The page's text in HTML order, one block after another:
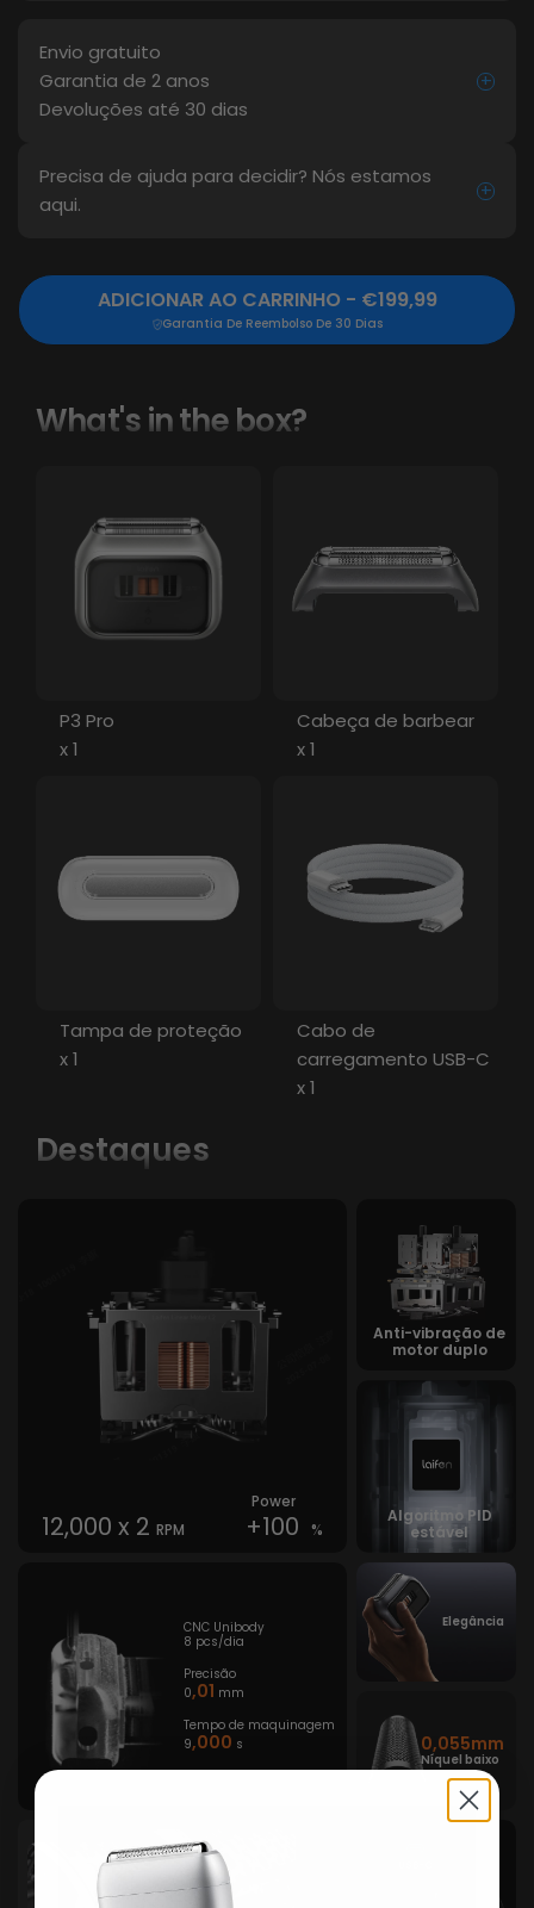
Envio gratuito
Garantia de 2 anos
Devoluções até 30 dias
+
Precisa de ajuda para decidir? Nós estamos
aqui.
+
ADICIONAR AO CARRINHO - €199,99
Garantia De Reembolso De 30 Dias
What's in the box?
P3 Pro
x 1
Cabeça de barbear
x 1
Tampa de proteção
x 1
Cabo de
carregamento USB-C
x 1
Destaques
12,000 x 2 RPM
Power
+100 %
Anti-vibração de
motor duplo
Algoritmo PID
estável
CNC Unibody
8 pcs/dia
Precisão
0,01 mm
Tempo de maquinagem
9,000 s
Elegância
0,055mm
Níquel baixo